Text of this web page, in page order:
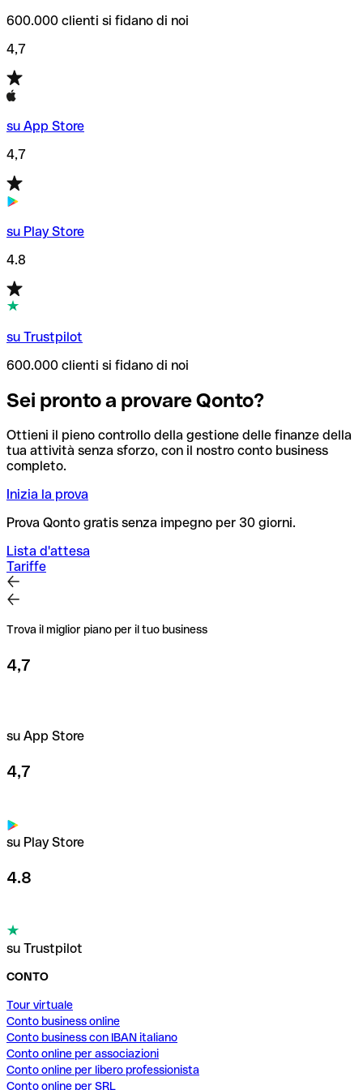
600.000 clienti si fidano di noi
4,7
su App Store
4,7
su Play Store
4.8
su Trustpilot
600.000 clienti si fidano di noi
Sei pronto a provare Qonto?
Ottieni il pieno controllo della gestione delle finanze della
tua attività senza sforzo, con il nostro conto business
completo.
Inizia la prova
Prova Qonto gratis senza impegno per 30 giorni.
Lista d'attesa
Tariffe
Trova il miglior piano per il tuo business
4,7
su App Store
4,7
su Play Store
4.8
su Trustpilot
CONTO
Tour virtuale
Conto business online
Conto business con IBAN italiano
Conto online per associazioni
Conto online per libero professionista
Conto online per SRL